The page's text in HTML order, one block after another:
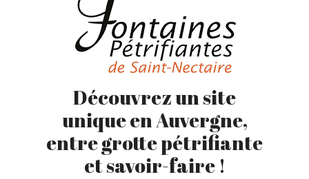
Découvrez un site
unique en Auvergne,
entre grotte pétrifiante
et savoir-faire !